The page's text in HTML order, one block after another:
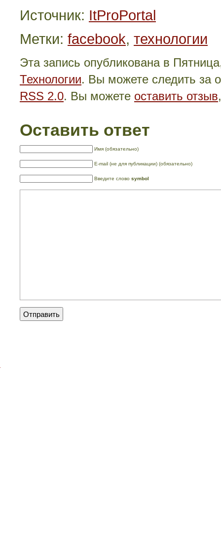
Источник: ItProPortal
Метки: facebook, технологии
Эта запись опубликована в
Технологии. Вы можете следить за
RSS 2.0. Вы можете оставить отзыв
Оставить ответ
Имя (обязательно)
E-mail (не для публикации) (обязательно)
Введите слово symbol